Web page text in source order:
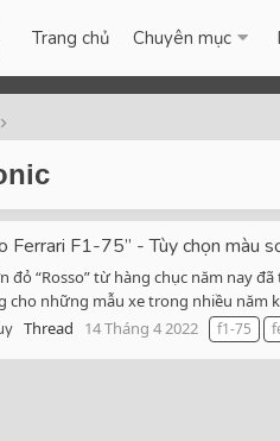
Trang chủ Chuyên mục
Ferrari F1-75” - Tùy chọn màu
đỏ “Rosso” từ hàng chục năm nay
cho những mẫu xe trong nhiều năm
Thread 14 Tháng 4 2022 f1-75